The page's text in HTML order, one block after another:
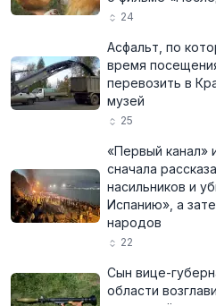
24
Асфальт, по
время
перевозить в
музей
25
«Первый канал»
сначала
насильников и
Испанию», а
народов
22
Сын вице-
области